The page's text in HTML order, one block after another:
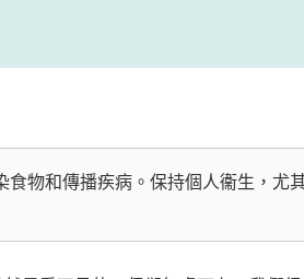
物和傳播疾病。保持個人衞生，尤